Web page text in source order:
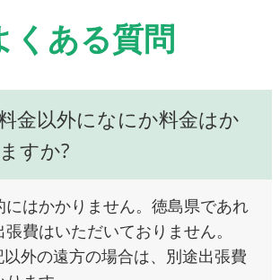
くある質問
金以外になにか料金はか
すか?
にはかかりません。徳島県であれ
張費はいただいておりません。
外の遠方の場合は、別途出張費